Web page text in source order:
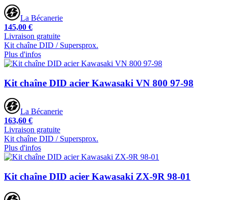
La Bécanerie
145,00 €
Livraison gratuite
Kit chaîne DID / Supersprox.
Plus d'infos
Kit chaîne DID acier Kawasaki VN 800 97-98
La Bécanerie
163,60 €
Livraison gratuite
Kit chaîne DID / Supersprox.
Plus d'infos
Kit chaîne DID acier Kawasaki ZX-9R 98-01